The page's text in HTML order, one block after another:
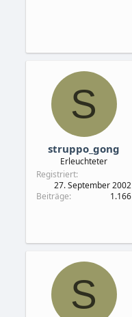
S
struppo_gong
Erleuchteter
Registriert
27. September 2002
Beiträge
1.166
S